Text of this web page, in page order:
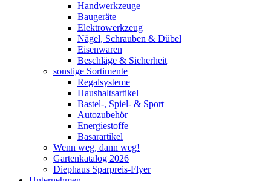
Handwerkzeuge
Baugeräte
Elektrowerkzeug
Nägel, Schrauben & Dübel
Eisenwaren
Beschläge & Sicherheit
sonstige Sortimente
Regalsysteme
Haushaltsartikel
Bastel-, Spiel- & Sport
Autozubehör
Energiestoffe
Basarartikel
Wenn weg, dann weg!
Gartenkatalog 2026
Diephaus Sparpreis-Flyer